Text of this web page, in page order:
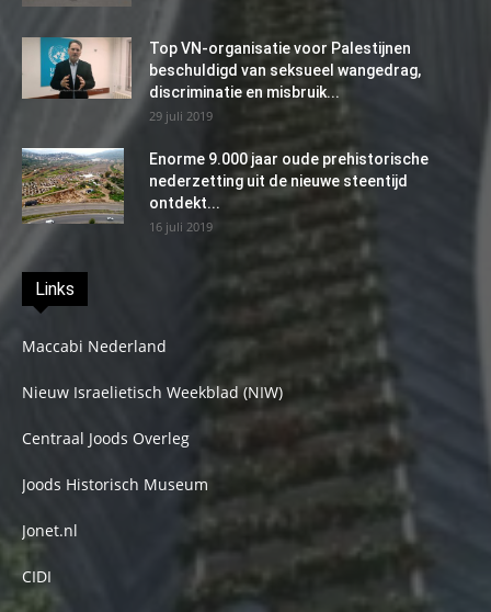
Top VN-organisatie voor Palestijnen
beschuldigd van seksueel wangedrag,
discriminatie en misbruik...
29 juli 2019
Enorme 9.000 jaar oude prehistorische
nederzetting uit de nieuwe steentijd
ontdekt...
16 juli 2019
Links
Maccabi Nederland
Nieuw Israelietisch Weekblad (NIW)
Centraal Joods Overleg
Joods Historisch Museum
Jonet.nl
CIDI